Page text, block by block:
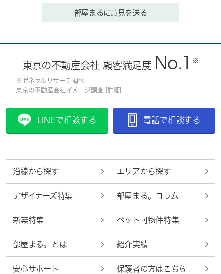
部屋まるに意見を送る
東京の不動産会社 顧客満足度 No.1 ※
※ゼネラルリサーチ調べ
東京の不動産会社イメージ調査 [詳細]
LINEで相談する 電話で相談する
沿線から探す エリアから探す
デザイナーズ特集 部屋まる。コラム
新築特集 ペット可物件特集
部屋まる。とは 紹介実績
安心サポート 保護者の方はこちら